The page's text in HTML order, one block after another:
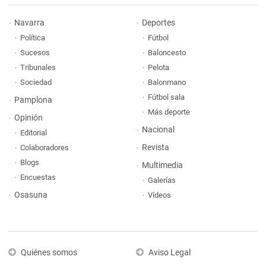
Navarra
Política
Sucesos
Tribunales
Sociedad
Pamplona
Opinión
Editorial
Colaboradores
Blogs
Encuestas
Osasuna
Deportes
Fútbol
Baloncesto
Pelota
Balonmano
Fútbol sala
Más deporte
Nacional
Revista
Multimedia
Galerías
Vídeos
Quiénes somos
Aviso Legal